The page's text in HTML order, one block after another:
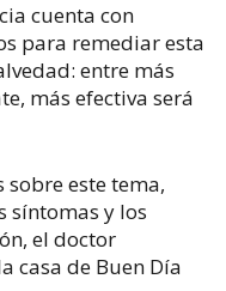
cuenta con
para remediar esta
entre más
más efectiva será
este tema,
síntomas y los
el doctor
casa de Buen Día